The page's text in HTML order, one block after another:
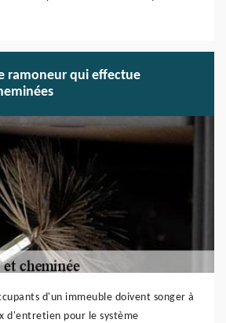
ramoneur qui effectue
d'un immeuble doivent songer à
d'entretien pour le système